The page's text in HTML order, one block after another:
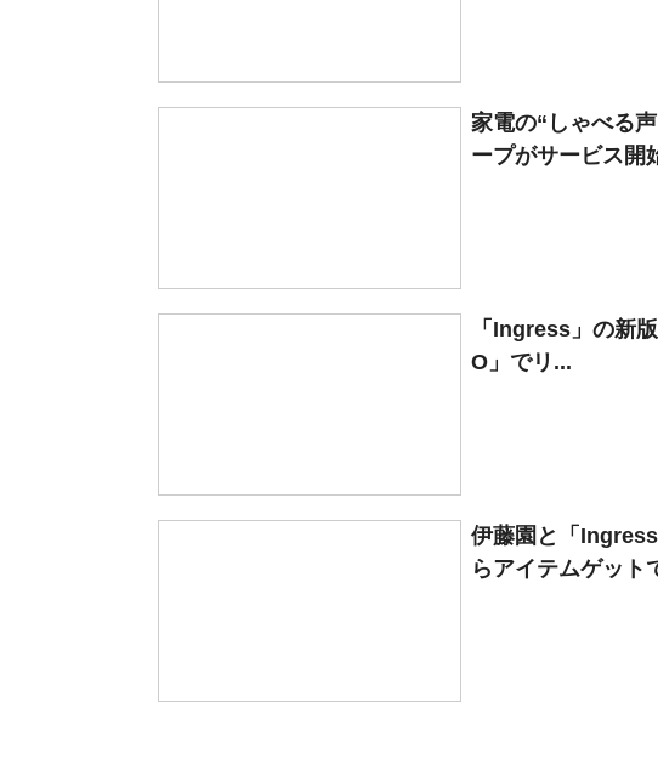
家電の“しゃべる
ープがサービス
「Ingress」の新
O」でリ...
伊藤園と「
らアイテムゲット